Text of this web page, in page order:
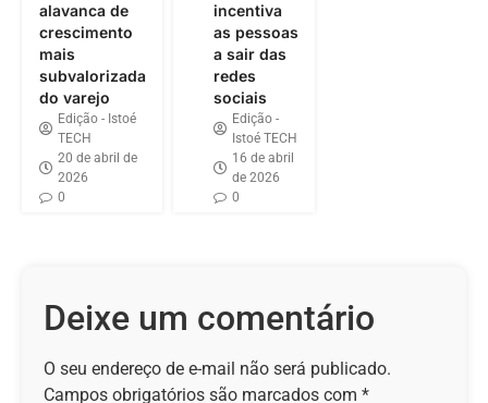
alavanca de
crescimento
mais
subvalorizada
do varejo
Edição - Istoé
TECH
20 de abril de
2026
0
incentiva
as pessoas
a sair das
redes
sociais
Edição -
Istoé TECH
16 de abril
de 2026
0
Deixe um comentário
O seu endereço de e-mail não será publicado.
Campos obrigatórios são marcados com *